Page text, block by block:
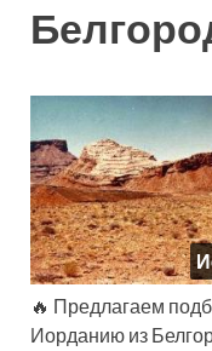
🔥 Предлагаем
Иорданию из